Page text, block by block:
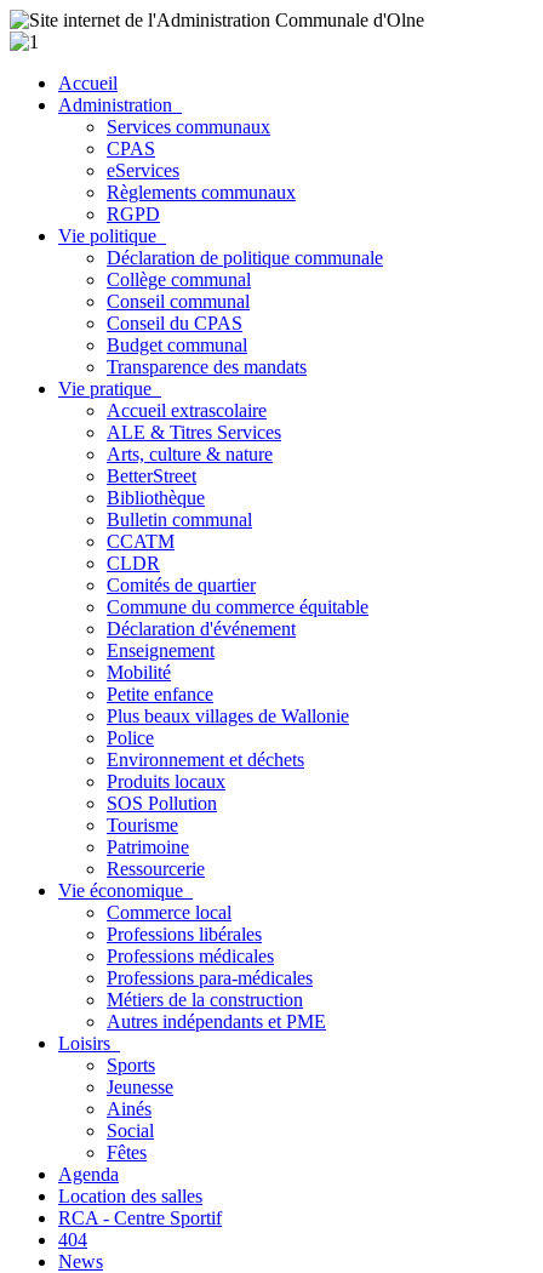
Accueil
Administration
Services communaux
CPAS
eServices
Règlements communaux
RGPD
Vie politique
Déclaration de politique communale
Collège communal
Conseil communal
Conseil du CPAS
Budget communal
Transparence des mandats
Vie pratique
Accueil extrascolaire
ALE & Titres Services
Arts, culture & nature
BetterStreet
Bibliothèque
Bulletin communal
CCATM
CLDR
Comités de quartier
Commune du commerce équitable
Déclaration d'événement
Enseignement
Mobilité
Petite enfance
Plus beaux villages de Wallonie
Police
Environnement et déchets
Produits locaux
SOS Pollution
Tourisme
Patrimoine
Ressourcerie
Vie économique
Commerce local
Professions libérales
Professions médicales
Professions para-médicales
Métiers de la construction
Autres indépendants et PME
Loisirs
Sports
Jeunesse
Ainés
Social
Fêtes
Agenda
Location des salles
RCA - Centre Sportif
404
News